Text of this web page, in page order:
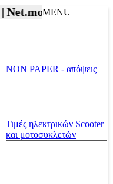
Net.mototriti.gr |
MENU
NON PAPER - απόψεις
Τιμές ηλεκτρικών Scooter
και μοτοσυκλετών